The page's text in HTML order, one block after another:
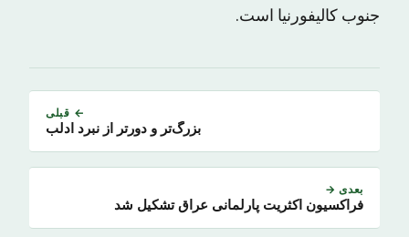
جنوب کالیفورنیا است.
← قبلی
بزرگ‌تر و دورتر از نبرد ادلب
بعدی →
فراکسیون اکثریت پارلمانی عراق تشکیل شد